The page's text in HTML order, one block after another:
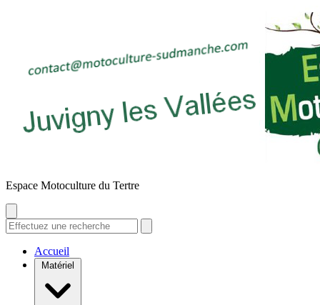
Espace Motoculture du Tertre
Accueil
Matériel